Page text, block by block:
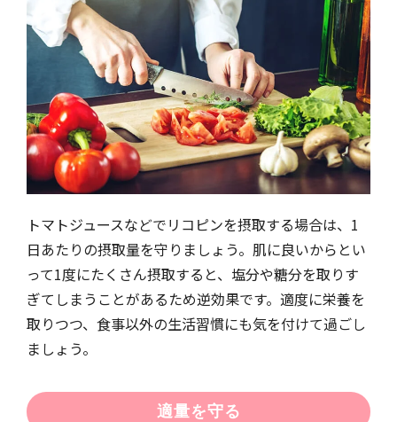
トマトジュースなどでリコピンを摂取する場合は、1
日あたりの摂取量を守りましょう。肌に良いからとい
って1度にたくさん摂取すると、塩分や糖分を取りす
ぎてしまうことがあるため逆効果です。適度に栄養を
取りつつ、食事以外の生活習慣にも気を付けて過ごし
ましょう。
適量を守る